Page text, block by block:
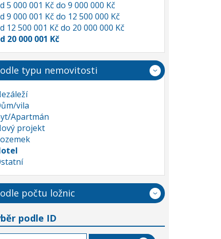
5 000 001 Kč do 9 000 000 Kč
9 000 001 Kč do 12 500 000 Kč
12 500 001 Kč do 20 000 000 Kč
20 000 001 Kč
typu nemovitosti
vila
Apartmán
projekt
počtu ložnic
podle ID